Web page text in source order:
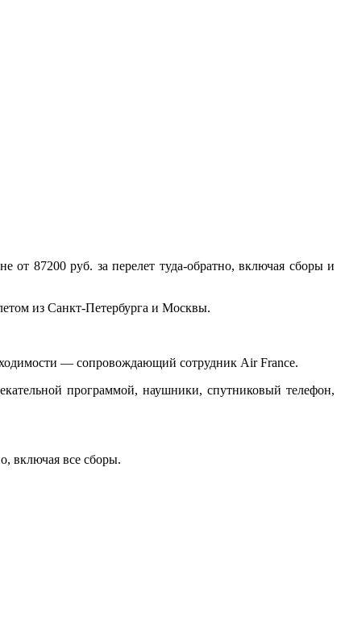
от 87200 руб. за перелет туда-обратно, включая сборы и
из Санкт-Петербурга и Москвы.
— сопровождающий сотрудник Air France.
программой, наушники, спутниковый телефон,
включая все сборы.